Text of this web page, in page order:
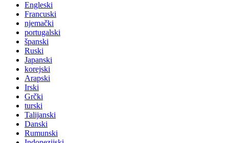
Engleski
Francuski
njemački
portugalski
španski
Ruski
Japanski
korejski
Arapski
Irski
Grčki
turski
Talijanski
Danski
Rumunski